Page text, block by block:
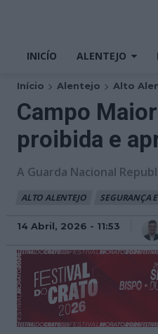
INICÍO ALENTEJO
Início Alentejo Alto
Campo
proibida e
A Guarda Nacional
ALTO ALENTEJO SEGURANÇA
14 Abril, 2026 - 11:53